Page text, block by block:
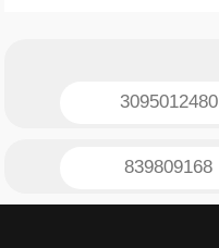
3095012480
839809168